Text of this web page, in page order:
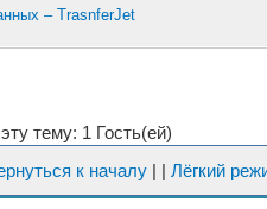
– TrasnferJet
тему: 1 Гость(ей)
к началу | | Лёгкий